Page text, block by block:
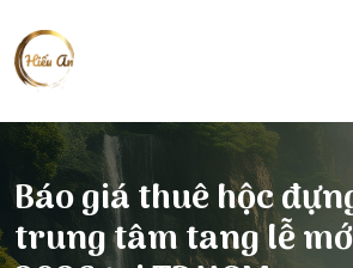
Báo giá thuê hộc
trung tâm tang lễ